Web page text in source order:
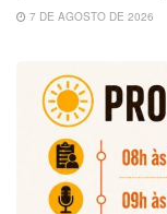
7 DE AGOSTO DE 2026